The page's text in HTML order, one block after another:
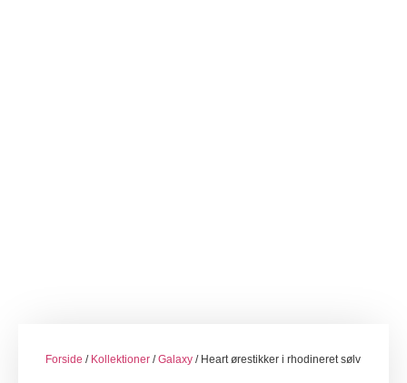
Forside / Kollektioner /Galaxy / Heart ørestikker i rhodineret sølv